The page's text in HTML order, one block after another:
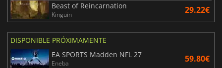
Beast of Reincarnation
Kinguin 29.22€
DISPONIBLE PRÓXIMAMENTE
EA SPORTS Madden NFL 27
Eneba 59.80€